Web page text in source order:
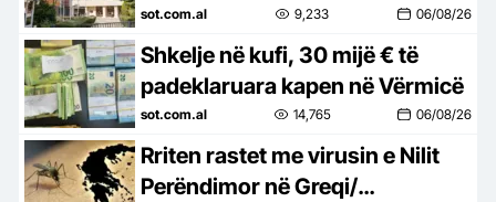
Abdixhiku mbeten pa
marrëveshje, Haradinaj
akuzon…
sot.com.al 9,233 06/08/26
Shkelje në kufi, 30 mijë € të
padeklaruara kapen në Vërmicë
sot.com.al 14,765 06/08/26
Rriten rastet me virusin e Nilit
Perëndimor në Greqi/